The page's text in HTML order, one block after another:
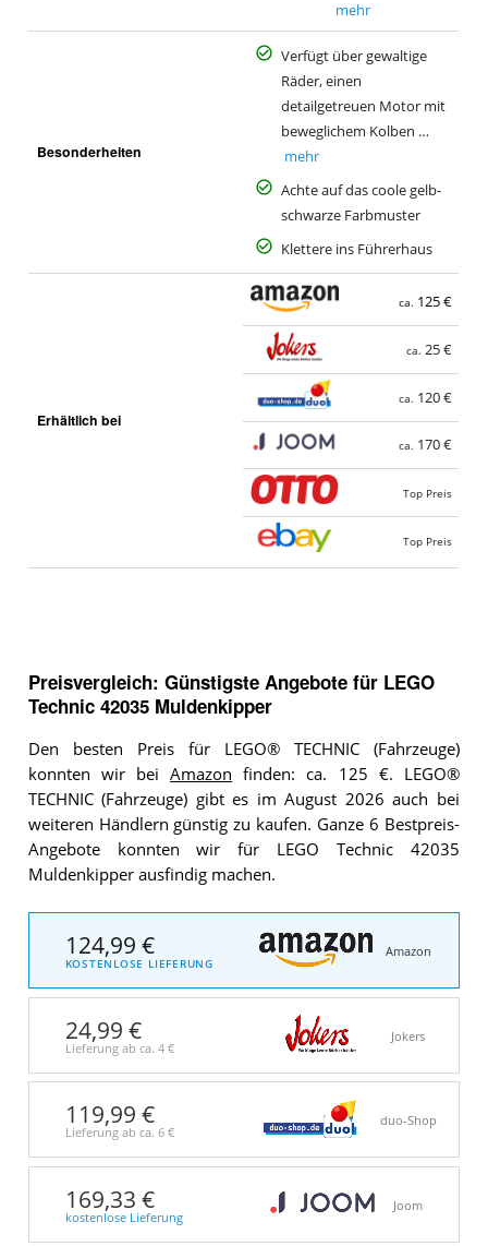
mehr
Besonderheiten
Verfügt über gewaltige
Räder, einen
detailgetreuen Motor mit
beweglichem Kolben …
mehr
Achte auf das coole gelb-
schwarze Farbmuster
Klettere ins Führerhaus
Erhältlich bei
ca. 125 €
ca. 25 €
ca. 120 €
ca. 170 €
Top Preis
Top Preis
Preisvergleich: Günstigste Angebote für LEGO
Technic 42035 Muldenkipper
Den besten Preis für LEGO® TECHNIC (Fahrzeuge)
konnten wir beiAmazon finden: ca. 125 €. LEGO®
TECHNIC (Fahrzeuge) gibt es im August 2026 auch bei
weiteren Händlern günstig zu kaufen. Ganze 6 Bestpreis-
Angebote konnten wir für LEGO Technic 42035
Muldenkipper ausfindig machen.
124,99 €
KOSTENLOSE LIEFERUNG
Amazon
24,99 €
Lieferung ab ca. 4 €
Jokers
119,99 €
Lieferung ab ca. 6 €
duo-Shop
169,33 €
kostenlose Lieferung
Joom